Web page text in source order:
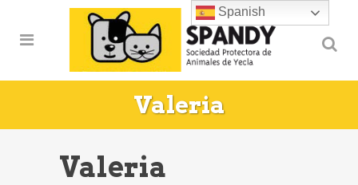
Valeria
Valeria
Spanish